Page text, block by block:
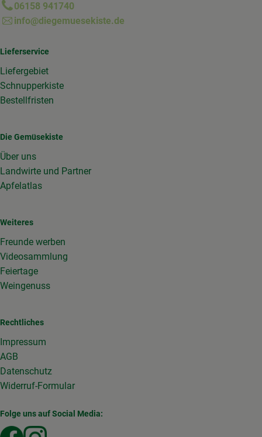
06158 941740
info@diegemuesekiste.de
Lieferservice
Liefergebiet
Schnupperkiste
Bestellfristen
Die Gemüsekiste
Über uns
Landwirte und Partner
Apfelatlas
Weiteres
Freunde werben
Videosammlung
Feiertage
Weingenuss
Rechtliches
Impressum
AGB
Datenschutz
Widerruf-Formular
Folge uns auf Social Media:
Externer Link zu https://www.facebook.com/
Externer Link zu https://www.instagram.com/